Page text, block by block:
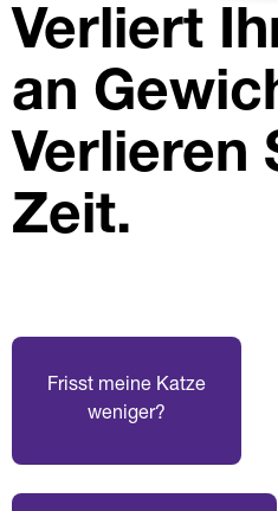
Verliert
an
Verlieren
Zeit.
Frisst meine Katze
weniger?